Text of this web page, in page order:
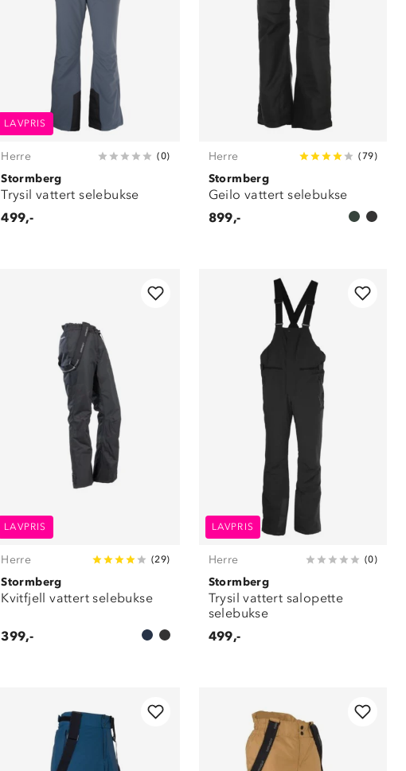
LAVPRIS
Herre (0)
Stormberg
Trysil vattert selebukse
499,-
Herre (79)
Stormberg
Geilo vattert selebukse
899,-
LAVPRIS
Herre (29)
Stormberg
Kvitfjell vattert selebukse
399,-
LAVPRIS
Herre (0)
Stormberg
Trysil vattert salopette
selebukse
499,-